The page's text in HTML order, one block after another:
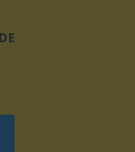
DE